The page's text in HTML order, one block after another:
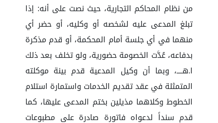
من نظام المحاكم التجارية، حيث نصت على أنه: إذا
تبلغ المدعى عليه لشخصه أو وكليه، أو حضر أي
منهما في أي جلسة أمام المحكمة، أو قدم مذكرة
بدفاعه، عُدَّت الخصومة حضورية، ولو تخلف بعد ذلك
ا.هــــ، وبما أن وكيل المدعية قدم بينة موكلته
المتمثلة في عقد تقديم الخدمات واستمارة استلام
الخطوط وكلاهما مذيلين بختم المدعى عليها، كما
قدم سنداً لدعواه فاتورة صادرة على مطبوعات